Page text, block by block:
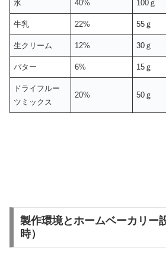
水 40% 100ｇ
牛乳 22% 55ｇ
生クリーム 12% 30ｇ
バター 6% 15ｇ
ドライフルー
ツミックス
20% 50ｇ
製作環境とホームベーカリー
時）